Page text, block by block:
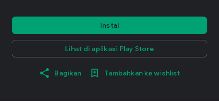
Instal
Lihat di aplikasi Play Store
Bagikan Tambahkan ke wishlist